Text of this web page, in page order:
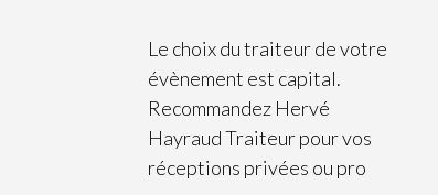
Le choix du traiteur de votre
évènement est capital.
Recommandez Hervé
Hayraud Traiteur pour vos
réceptions privées ou pro